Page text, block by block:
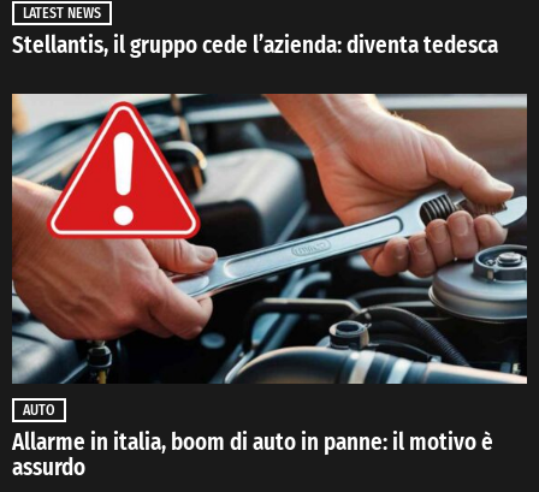
LATEST NEWS
Stellantis, il gruppo cede l’azienda: diventa tedesca
AUTO
Allarme in italia, boom di auto in panne: il motivo è
assurdo